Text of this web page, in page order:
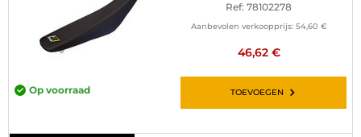
Ref: 78102278
Aanbevolen verkoopprijs: 54,60 €
46,62 €
Op voorraad TOEVOEGEN